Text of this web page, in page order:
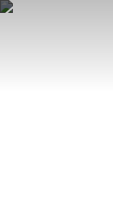
Uusi